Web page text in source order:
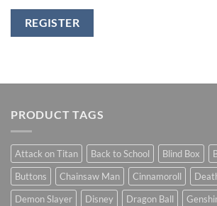
REGISTER
PRODUCT TAGS
Attack on Titan Back to School Blind Box
Buttons
Chainsaw Man Cinnamoroll
Demon Slayer
Disney Dragon Ball